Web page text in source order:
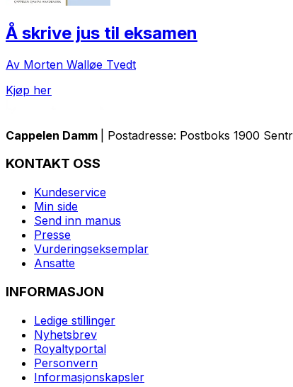
Å skrive jus til eksamen
Av Morten Walløe Tvedt
Kjøp her
Cappelen Damm | Postadresse: Postboks 1900
KONTAKT OSS
Kundeservice
Min side
Send inn manus
Presse
Vurderingseksemplar
Ansatte
INFORMASJON
Ledige stillinger
Nyhetsbrev
Royaltyportal
Personvern
Informasjonskapsler